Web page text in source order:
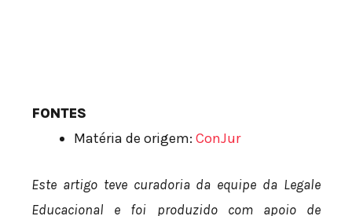
FONTES
Matéria de origem: ConJur
Este artigo teve curadoria da equipe da Legale
Educacional e foi produzido com apoio de